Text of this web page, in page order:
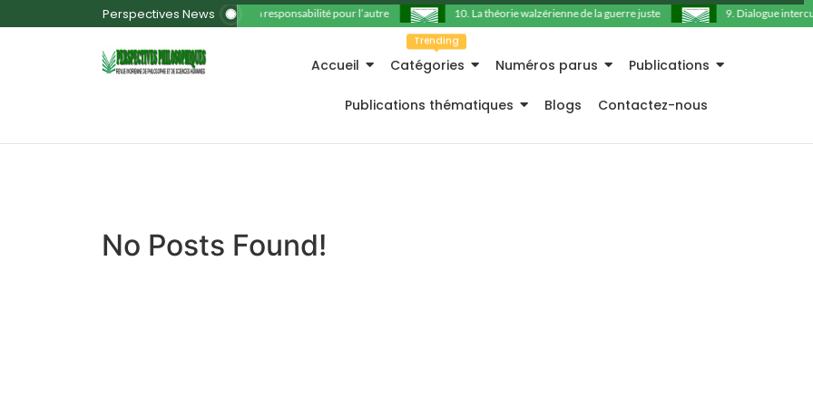
Perspectives News 11. La responsabilité pour l’autre 10. La théorie walzérienne de la guerre juste 9. Dialogue
Accueil Catégories
Trending
Numéros parus Publications
Publications thématiques Blogs Contactez-nous
No Posts Found!